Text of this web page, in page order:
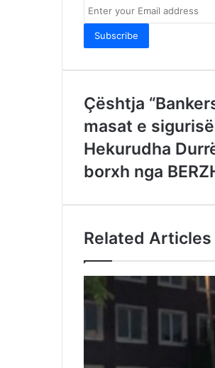
Enter
Email
address
Çështja
masat e sigurisë
Hekurudha
borxh nga
Related Articles